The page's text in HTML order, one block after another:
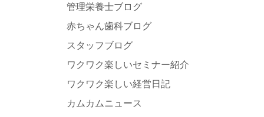
管理栄養士ブログ
赤ちゃん歯科ブログ
スタッフブログ
ワクワク楽しいセミナー紹介
ワクワク楽しい経営日記
カムカムニュース